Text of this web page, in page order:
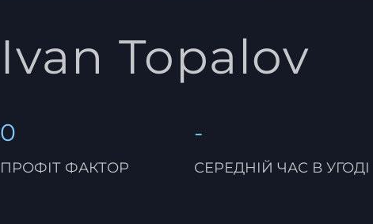
Ivan Topalov
0
ПРОФІТ ФАКТОР
-
СЕРЕДНІЙ ЧАС В УГОДІ